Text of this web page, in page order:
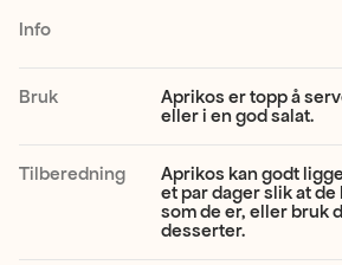
søt
steinfrukt
med
et
lekkert,
Info
Bruk
Aprikos er topp å
eller i en god salat.
Tilberedning
Aprikos kan godt
et par dager slik at
som de er, eller bruk
desserter.